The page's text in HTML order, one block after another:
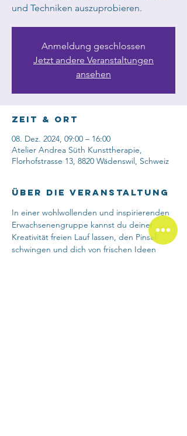
und Techniken auszuprobieren.
Anmeldung geschlossen
Jetzt andere Veranstaltungen
ansehen
Zeit & Ort
08. Dez. 2024, 09:00 – 16:00
Atelier Andrea Süth Kunsttherapie,
Florhofstrasse 13, 8820 Wädenswil, Schweiz
Über die Veranstaltung
In einer wohlwollenden und inspirierenden
Erwachsenengruppe kannst du deiner
Kreativität freien Lauf lassen, den Pinsel
schwingen und dich von frischen Ideen